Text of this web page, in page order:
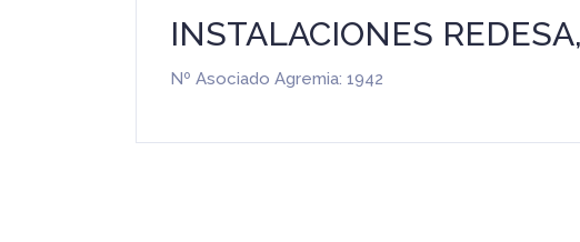
INSTALACIONES
Nº Asociado Agremia: 1942